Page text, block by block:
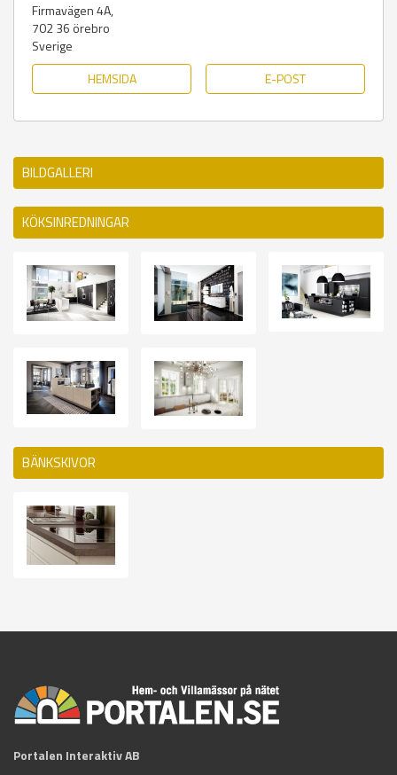
Firmavägen 4A,
702 36 örebro
Sverige
HEMSIDA
E-POST
BILDGALLERI
KÖKSINREDNINGAR
BÄNKSKIVOR
Portalen Interaktiv AB